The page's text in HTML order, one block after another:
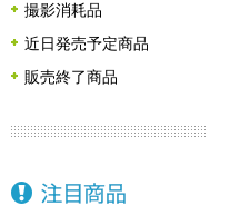
撮影消耗品
近日発売予定商品
販売終了商品